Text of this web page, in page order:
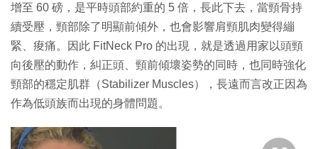
增至 60 磅，是平時頭部約重的 5 倍，長此下去，當頸骨持
續受壓，頸部除了明顯前傾外，也會影響肩頸肌肉變得繃
緊、痠痛。因此 FitNeck Pro 的出現，就是透過用家以頭頸
向後壓的動作，糾正頭、頸前傾壞姿勢的同時，也同時強化
頸部的穩定肌群（Stabilizer Muscles），長遠而言改正因為
作為低頭族而出現的身體問題。